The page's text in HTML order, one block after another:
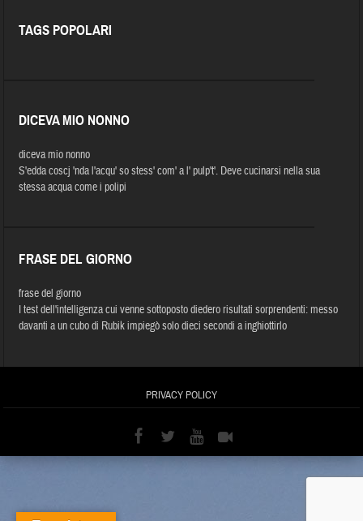
TAGS POPOLARI
DICEVA MIO NONNO
diceva mio nonno
S'edda coscj 'nda l'acqu' so stess' com' a l' pulp't'. Deve cucinarsi nella sua
stessa acqua come i polipi
FRASE DEL GIORNO
frase del giorno
I test dell'intelligenza cui venne sottoposto diedero risultati sorprendenti: messo
davanti a un cubo di Rubik impiegò solo dieci secondi a inghiottirlo
PRIVACY POLICY